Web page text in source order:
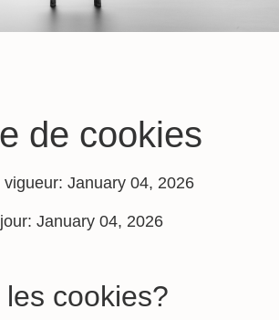
de cookies
January 04, 2026
January 04, 2026
cookies?